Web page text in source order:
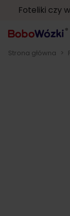
Foteliki czy
Strona główna >